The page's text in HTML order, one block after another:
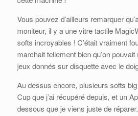
Vous pouvez d’ailleurs remarquer
moniteur, il y a une vitre tactile
softs incroyables ! C’était vraiment
marchait tellement bien qu’on
jeux donnés sur disquette avec le
Au dessus encore, plusieurs softs
Cup que j’ai récupéré depuis, et un
dessous que je viens juste de réparer.